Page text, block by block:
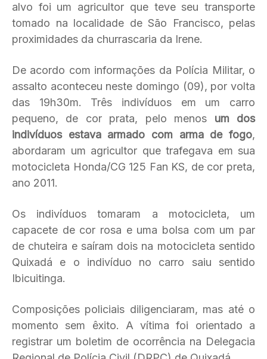
alvo foi um agricultor que teve seu transporte
tomado na localidade de São Francisco, pelas
proximidades da churrascaria da Irene.
De acordo com informações da Polícia Militar, o
assalto aconteceu neste domingo (09), por volta
das 19h30m. Três indivíduos em um carro
pequeno, de cor prata, pelo menos um dos
indivíduos estava armado com arma de fogo,
abordaram um agricultor que trafegava em sua
motocicleta Honda/CG 125 Fan KS, de cor preta,
ano 2011.
Os indivíduos tomaram a motocicleta, um
capacete de cor rosa e uma bolsa com um par
de chuteira e saíram dois na motocicleta sentido
Quixadá e o indivíduo no carro saiu sentido
Ibicuitinga.
Composições policiais diligenciaram, mas até o
momento sem êxito. A vítima foi orientado a
registrar um boletim de ocorrência na Delegacia